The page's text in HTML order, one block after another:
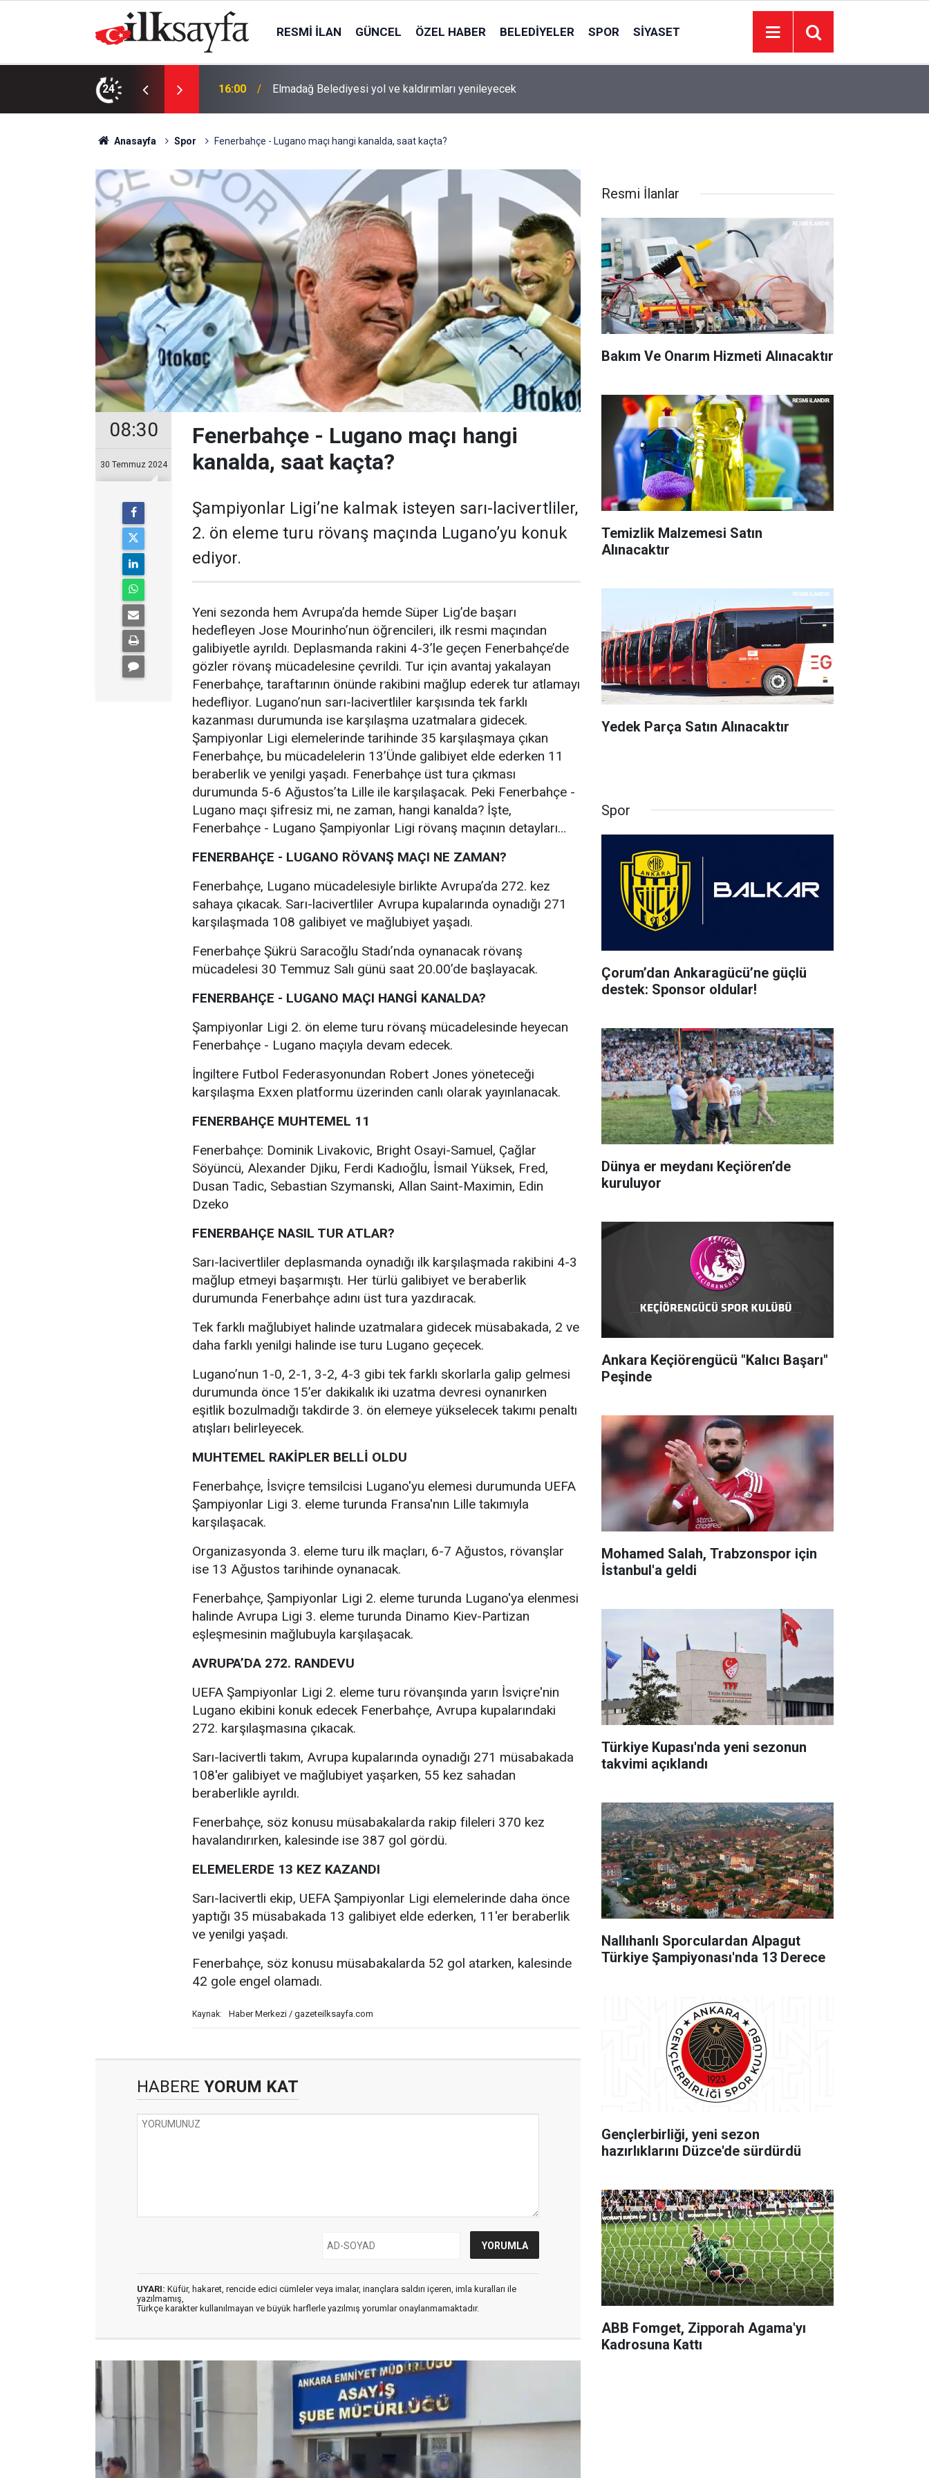
RESMI İLAN GÜNCEL ÖZEL HABER BELEDIYELER SPOR SIYASET
24 15:30 Ankara’nın tarihi caddesinde geçmişe yolculuk: Anafartalar’da miras gezisi
Anasayfa Spor Fenerbahçe - Lugano maçı hangi kanalda, saat kaçta?
08:30
30 Temmuz 2024
Fenerbahçe - Lugano maçı hangi
kanalda, saat kaçta?
Şampiyonlar Ligi’ne kalmak isteyen sarı-lacivertliler,
2. ön eleme turu rövanş maçında Lugano’yu konuk
ediyor.
Yeni sezonda hem Avrupa’da hemde Süper Lig’de başarı
hedefleyen Jose Mourinho’nun öğrencileri, ilk resmi maçından
galibiyetle ayrıldı. Deplasmanda rakini 4-3’le geçen Fenerbahçe’de
gözler rövanş mücadelesine çevrildi. Tur için avantaj yakalayan
Fenerbahçe, taraftarının önünde rakibini mağlup ederek tur atlamayı
hedefliyor. Lugano’nun sarı-lacivertliler karşısında tek farklı
kazanması durumunda ise karşılaşma uzatmalara gidecek.
Şampiyonlar Ligi elemelerinde tarihinde 35 karşılaşmaya çıkan
Fenerbahçe, bu mücadelelerin 13’Ünde galibiyet elde ederken 11
beraberlik ve yenilgi yaşadı. Fenerbahçe üst tura çıkması
durumunda 5-6 Ağustos’ta Lille ile karşılaşacak. Peki Fenerbahçe -
Lugano maçı şifresiz mi, ne zaman, hangi kanalda? İşte,
Fenerbahçe - Lugano Şampiyonlar Ligi rövanş maçının detayları…
FENERBAHÇE - LUGANO RÖVANŞ MAÇI NE ZAMAN?
Fenerbahçe, Lugano mücadelesiyle birlikte Avrupa’da 272. kez
sahaya çıkacak. Sarı-lacivertliler Avrupa kupalarında oynadığı 271
karşılaşmada 108 galibiyet ve mağlubiyet yaşadı.
Fenerbahçe Şükrü Saracoğlu Stadı’nda oynanacak rövanş
mücadelesi 30 Temmuz Salı günü saat 20.00’de başlayacak.
FENERBAHÇE - LUGANO MAÇI HANGİ KANALDA?
Şampiyonlar Ligi 2. ön eleme turu rövanş mücadelesinde heyecan
Fenerbahçe - Lugano maçıyla devam edecek.
İngiltere Futbol Federasyonundan Robert Jones yöneteceği
karşılaşma Exxen platformu üzerinden canlı olarak yayınlanacak.
FENERBAHÇE MUHTEMEL 11
Fenerbahçe: Dominik Livakovic, Bright Osayi-Samuel, Çağlar
Söyüncü, Alexander Djiku, Ferdi Kadıoğlu, İsmail Yüksek, Fred,
Dusan Tadic, Sebastian Szymanski, Allan Saint-Maximin, Edin
Dzeko
FENERBAHÇE NASIL TUR ATLAR?
Sarı-lacivertliler deplasmanda oynadığı ilk karşılaşmada rakibini 4-3
mağlup etmeyi başarmıştı. Her türlü galibiyet ve beraberlik
durumunda Fenerbahçe adını üst tura yazdıracak.
Tek farklı mağlubiyet halinde uzatmalara gidecek müsabakada, 2 ve
daha farklı yenilgi halinde ise turu Lugano geçecek.
Lugano’nun 1-0, 2-1, 3-2, 4-3 gibi tek farklı skorlarla galip gelmesi
durumunda önce 15’er dakikalık iki uzatma devresi oynanırken
eşitlik bozulmadığı takdirde 3. ön elemeye yükselecek takımı penaltı
atışları belirleyecek.
MUHTEMEL RAKİPLER BELLİ OLDU
Fenerbahçe, İsviçre temsilcisi Lugano'yu elemesi durumunda UEFA
Şampiyonlar Ligi 3. eleme turunda Fransa'nın Lille takımıyla
karşılaşacak.
Organizasyonda 3. eleme turu ilk maçları, 6-7 Ağustos, rövanşlar
ise 13 Ağustos tarihinde oynanacak.
Fenerbahçe, Şampiyonlar Ligi 2. eleme turunda Lugano'ya elenmesi
halinde Avrupa Ligi 3. eleme turunda Dinamo Kiev-Partizan
eşleşmesinin mağlubuyla karşılaşacak.
AVRUPA’DA 272. RANDEVU
UEFA Şampiyonlar Ligi 2. eleme turu rövanşında yarın İsviçre'nin
Lugano ekibini konuk edecek Fenerbahçe, Avrupa kupalarındaki
272. karşılaşmasına çıkacak.
Sarı-lacivertli takım, Avrupa kupalarında oynadığı 271 müsabakada
108'er galibiyet ve mağlubiyet yaşarken, 55 kez sahadan
beraberlikle ayrıldı.
Fenerbahçe, söz konusu müsabakalarda rakip fileleri 370 kez
havalandırırken, kalesinde ise 387 gol gördü.
ELEMELERDE 13 KEZ KAZANDI
Sarı-lacivertli ekip, UEFA Şampiyonlar Ligi elemelerinde daha önce
yaptığı 35 müsabakada 13 galibiyet elde ederken, 11'er beraberlik
ve yenilgi yaşadı.
Fenerbahçe, söz konusu müsabakalarda 52 gol atarken, kalesinde
42 gole engel olamadı.
Kaynak: Haber Merkezi / gazeteilksayfa.com
HABERE YORUM KAT
UYARI: Küfür, hakaret, rencide edici cümleler veya imalar, inançlara saldırı içeren, imla kuralları ile
yazılmamış,
Türkçe karakter kullanılmayan ve büyük harflerle yazılmış yorumlar onaylanmamaktadır.
Resmi İlanlar
Bakım Ve Onarım Hizmeti Alınacaktır
Temizlik Malzemesi Satın
Alınacaktır
Yedek Parça Satın Alınacaktır
Spor
Çorum’dan Ankaragücü’ne güçlü
destek: Sponsor oldular!
Dünya er meydanı Keçiören’de
kuruluyor
Ankara Keçiörengücü "Kalıcı Başarı"
Peşinde
Mohamed Salah, Trabzonspor için
İstanbul'a geldi
Türkiye Kupası'nda yeni sezonun
takvimi açıklandı
Nallıhanlı Sporculardan Alpagut
Türkiye Şampiyonası'nda 13 Derece
Gençlerbirliği, yeni sezon
hazırlıklarını Düzce'de sürdürdü
ABB Fomget, Zipporah Agama'yı
Kadrosuna Kattı